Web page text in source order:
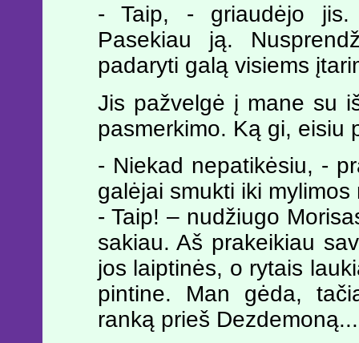
- Taip, - griaudėjo
Pasekiau ją.
padaryti galą visiems
Jis pažvelgė į mane su
pasmerkimo. Ką gi, eisiu
- Niekad nepatikėsiu, -
galėjai smukti iki
- Taip! – nudžiugo
sakiau. Aš prakeikiau
jos laiptinės, o rytais
pintine. Man gėda,
ranką prieš Dezdemoną...